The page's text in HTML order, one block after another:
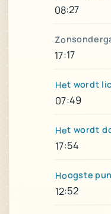
08:27
17:17
Het wordt
07:49
Het wordt
17:54
Hoogste
12:52